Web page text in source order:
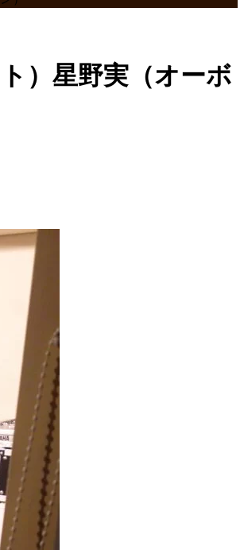
）星野実（オーボ